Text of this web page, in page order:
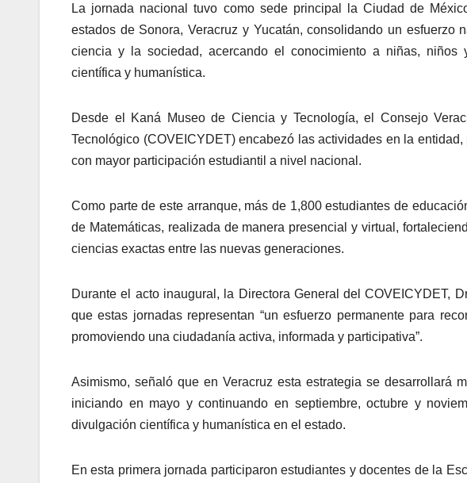
La jornada nacional tuvo como sede principal la Ciudad de
estados de Sonora, Veracruz y Yucatán, consolidando un esfuerzo
ciencia y la sociedad, acercando el conocimiento a niñas, niños
científica y humanística.
Desde el Kaná Museo de Ciencia y Tecnología, el Consejo
Tecnológico (COVEICYDET) encabezó las actividades en la
con mayor participación estudiantil a nivel nacional.
Como parte de este arranque, más de 1,800 estudiantes de
de Matemáticas, realizada de manera presencial y virtual,
ciencias exactas entre las nuevas generaciones.
Durante el acto inaugural, la Directora General del COVEICYDET,
que estas jornadas representan “un esfuerzo permanente para
promoviendo una ciudadanía activa, informada y participativa”.
Asimismo, señaló que en Veracruz esta estrategia se desarrollará
iniciando en mayo y continuando en septiembre, octubre y
divulgación científica y humanística en el estado.
En esta primera jornada participaron estudiantes y docentes de la